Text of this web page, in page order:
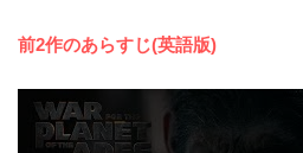
前2作のあらすじ(英語版)